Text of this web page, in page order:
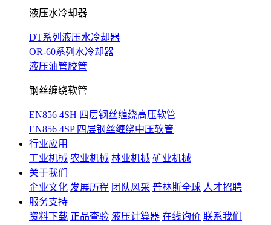
液压水冷却器
DT系列液压水冷却器
OR-60系列水冷却器
液压油管胶管
钢丝缠绕软管
EN856 4SH 四层钢丝缠绕高压软管
EN856 4SP 四层钢丝缠绕中压软管
行业应用
工业机械 农业机械 林业机械 矿业机械
关于我们
企业文化 发展历程 团队风采 普林斯全球 人才招聘
服务支持
资料下载 正品查验 液压计算器 在线询价 联系我们